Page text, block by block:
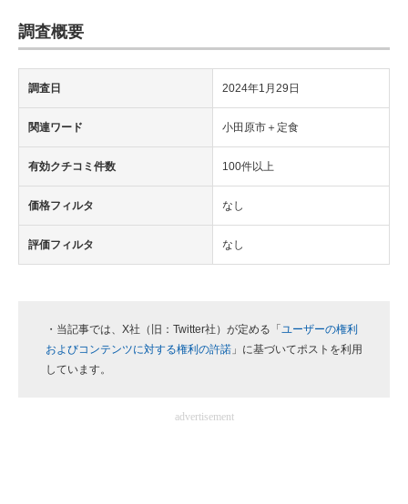
調査概要
調査日 2024年1月29日
関連ワード 小田原市＋定食
有効クチコミ件数 100件以上
価格フィルタ なし
評価フィルタ なし
・当記事では、X社（旧：Twitter社）が定める「 ユーザーの権利
およびコンテンツに対する権利の許諾 」に基づいてポストを利用
しています。
advertisement